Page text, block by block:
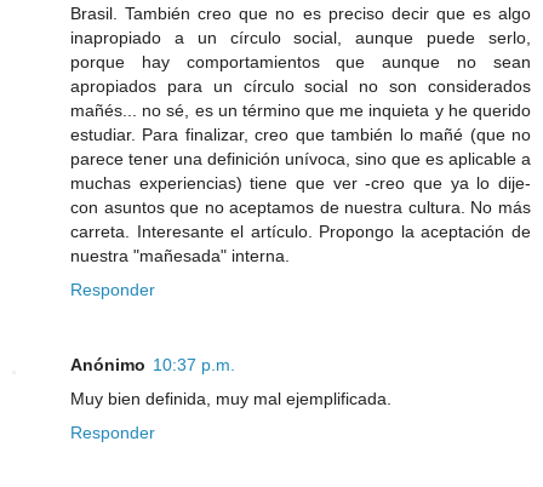
Brasil. También creo que no es preciso decir que es algo
inapropiado a un círculo social, aunque puede serlo,
porque hay comportamientos que aunque no sean
apropiados para un círculo social no son considerados
mañés... no sé, es un término que me inquieta y he querido
estudiar. Para finalizar, creo que también lo mañé (que no
parece tener una definición unívoca, sino que es aplicable a
muchas experiencias) tiene que ver -creo que ya lo dije-
con asuntos que no aceptamos de nuestra cultura. No más
carreta. Interesante el artículo. Propongo la aceptación de
nuestra "mañesada" interna.
Responder
Anónimo 10:37 p.m.
Muy bien definida, muy mal ejemplificada.
Responder